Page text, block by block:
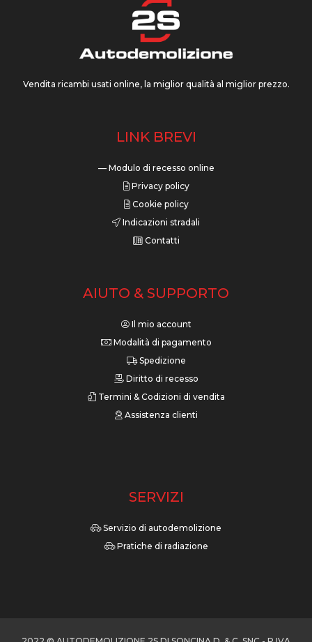
Vendita ricambi usati online, la miglior qualità al miglior prezzo.
LINK BREVI
— Modulo di recesso online
Privacy policy
Cookie policy
Indicazioni stradali
Contatti
AIUTO & SUPPORTO
Il mio account
Modalità di pagamento
Spedizione
Diritto di recesso
Termini & Codizioni di vendita
Assistenza clienti
SERVIZI
Servizio di autodemolizione
Pratiche di radiazione